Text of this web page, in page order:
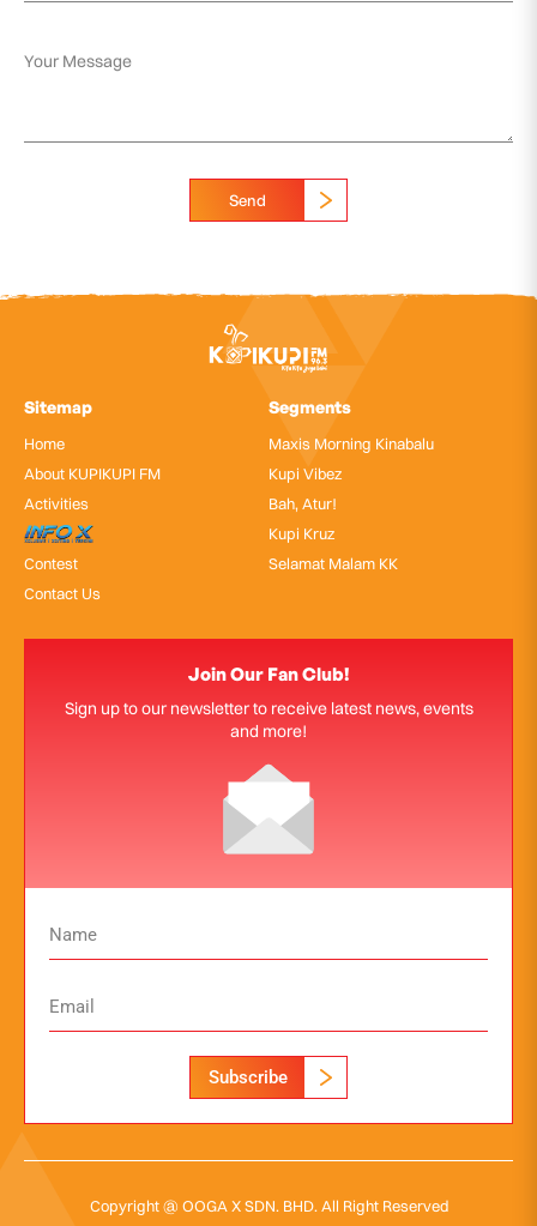
Send
Sitemap
Home
About KUPIKUPI FM
Activities
InfoX
Contest
Contact Us
Segments
Maxis Morning Kinabalu
Kupi Vibez
Bah, Atur!
Kupi Kruz
Selamat Malam KK
Join Our Fan Club!
Sign up to our newsletter to receive latest news, events
and more!
Subscribe
Copyright @ OOGA X SDN. BHD. All Right Reserved